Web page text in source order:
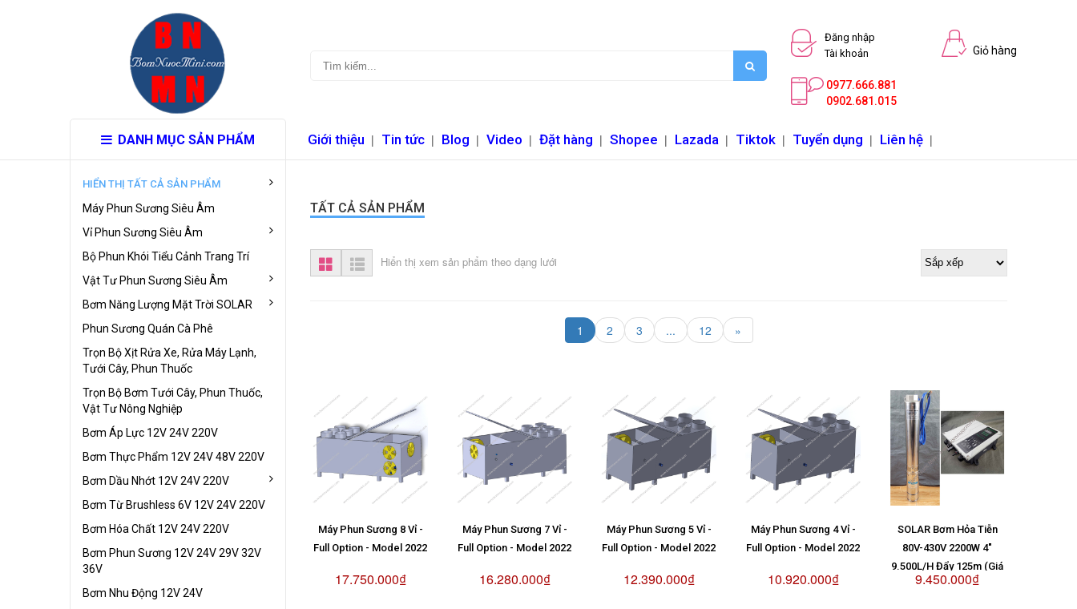
Đăng nhập
Tài khoản
Giỏ hàng
0977.666.881
0902.681.015
DANH MỤC SẢN PHẨM Giới thiệu | Tin tức | Blog | Video | Đặt hàng | Shopee | Lazada | Tiktok | Tuyển dụng | Liên hệ |
HIỂN THỊ TẤT CẢ SẢN PHẨM
Máy Phun Sương Siêu Âm
Vỉ Phun Sương Siêu Âm
Bộ Phun Khói Tiểu Cảnh Trang Trí
Vật Tư Phun Sương Siêu Âm
Bơm Năng Lượng Mặt Trời SOLAR
Phun Sương Quán Cà Phê
Trọn Bộ Xịt Rửa Xe, Rửa Máy Lạnh,
Tưới Cây, Phun Thuốc
Trọn Bộ Bơm Tưới Cây, Phun Thuốc,
Vật Tư Nông Nghiệp
Bơm Áp Lực 12V 24V 220V
Bơm Thực Phẩm 12V 24V 48V 220V
Bơm Dầu Nhớt 12V 24V 220V
Bơm Từ Brushless 6V 12V 24V 220V
Bơm Hóa Chất 12V 24V 220V
Bơm Phun Sương 12V 24V 29V 32V
36V
Bơm Nhu Động 12V 24V
TẤT CẢ SẢN PHẨM
Hiển thị xem sản phẩm theo dạng lưới
1 2 3 ... 12 »
Máy Phun Sương 8 Vỉ -
Full Option - Model 2022
17.750.000₫
Máy Phun Sương 7 Vỉ -
Full Option - Model 2022
16.280.000₫
Máy Phun Sương 5 Vỉ -
Full Option - Model 2022
12.390.000₫
Máy Phun Sương 4 Vỉ -
Full Option - Model 2022
10.920.000₫
SOLAR Bơm Hỏa Tiễn
80V-430V 2200W 4"
9.500L/H Đẩy 125m (Giá
Không Pin)
9.450.000₫